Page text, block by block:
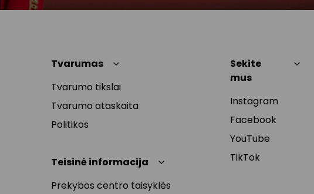
Tvarumas
Tvarumo tikslai
Tvarumo ataskaita
Politikos
Teisinė informacija
Prekybos centro taisyklės
Sekite
mus
Instagram
Facebook
YouTube
TikTok